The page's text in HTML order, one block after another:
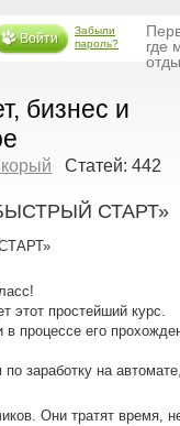
Войти
Забыли
пароль?
где
бизнес и
Статей: 442
СТАРТ»
этот простейший курс.
процессе его
заработку на
Они тратят время,